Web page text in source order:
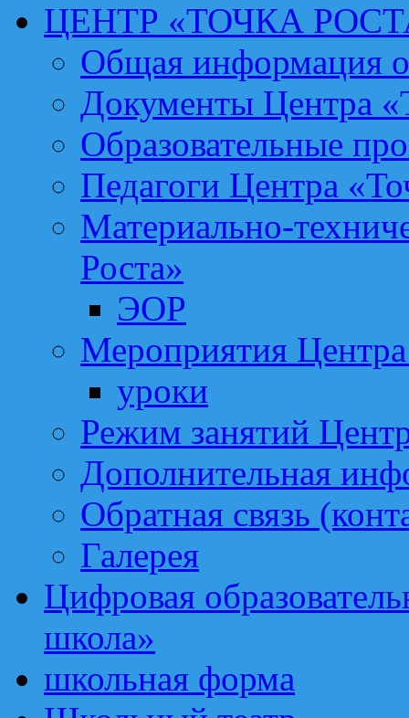
ЦЕНТР «ТОЧКА
Общая информация
Документы Центра
Образовательные
Педагоги Центра
Материально-
Роста»
ЭОР
Мероприятия
уроки
Режим занятий
Дополнительная
Обратная связь
Галерея
Цифровая
школа»
школьная форма